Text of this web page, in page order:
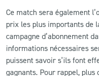
Ce match sera également
prix les plus importants de
campagne d’abonnement
informations nécessaires
puissent savoir s’ils font
gagnants. Pour rappel, plus